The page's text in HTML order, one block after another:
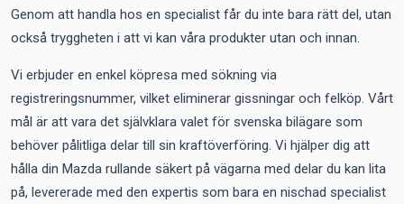
Genom att handla hos en specialist får du inte bara rätt del, utan
också tryggheten i att vi kan våra produkter utan och innan.
Vi erbjuder en enkel köpresa med sökning via
registreringsnummer, vilket eliminerar gissningar och felköp. Vårt
mål är att vara det självklara valet för svenska bilägare som
behöver pålitliga delar till sin kraftöverföring. Vi hjälper dig att
hålla din Mazda rullande säkert på vägarna med delar du kan lita
på, levererade med den expertis som bara en nischad specialist